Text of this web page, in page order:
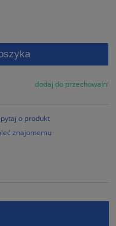
dodaj do przechowalni
o produkt
znajomemu